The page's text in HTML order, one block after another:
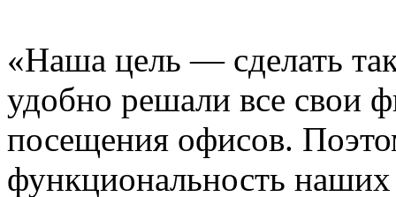
«Наша цель — сделать
удобно решали все свои
посещения офисов.
функциональность